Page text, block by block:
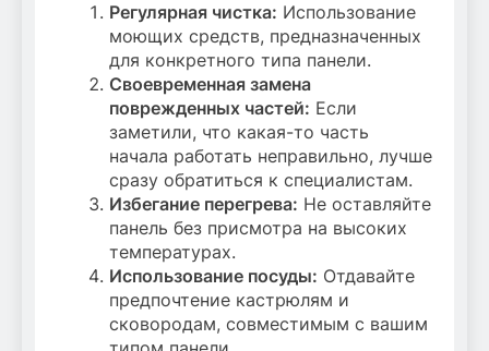
Регулярная чистка: Использование
моющих средств, предназначенных
для конкретного типа панели.
Своевременная замена
поврежденных частей: Если
заметили, что какая-то часть
начала работать неправильно, лучше
сразу обратиться к специалистам.
Избегание перегрева: Не оставляйте
панель без присмотра на высоких
температурах.
Использование посуды: Отдавайте
предпочтение кастрюлям и
сковородам, совместимым с вашим